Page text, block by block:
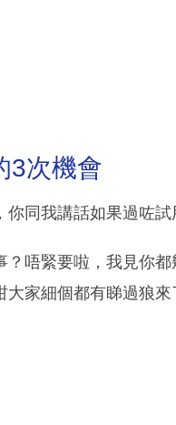
3次機會
你同我講話如果過咗
？唔緊要啦，我見你
大家細個都有睇過狼